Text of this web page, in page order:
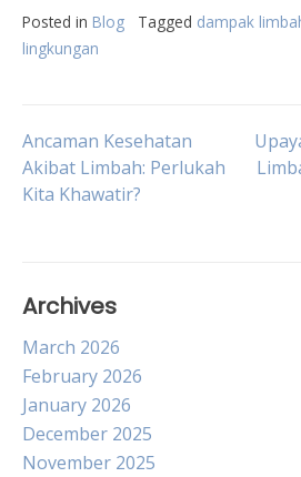
Posted in Blog Tagged dampak
lingkungan
Post
navigation
Ancaman Kesehatan
Akibat Limbah: Perlukah
Kita Khawatir?
Archives
March 2026
February 2026
January 2026
December 2025
November 2025